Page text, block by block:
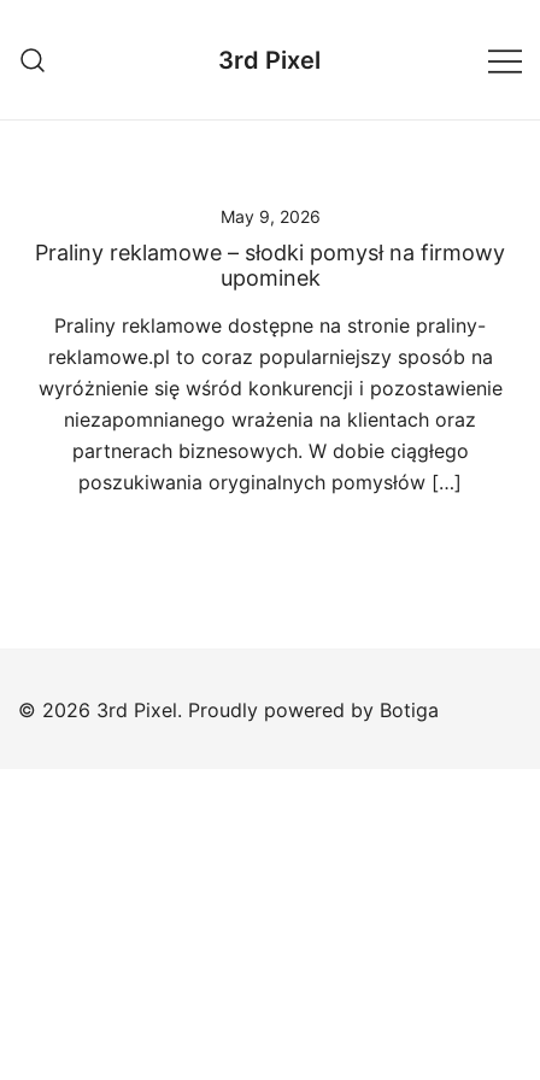
content
3rd Pixel
May 9, 2026
Praliny reklamowe – słodki pomysł na firmowy
upominek
Praliny reklamowe dostępne na stronie praliny-
reklamowe.pl to coraz popularniejszy sposób na
wyróżnienie się wśród konkurencji i pozostawienie
niezapomnianego wrażenia na klientach oraz
partnerach biznesowych. W dobie ciągłego
poszukiwania oryginalnych pomysłów […]
© 2026 3rd Pixel. Proudly powered by Botiga